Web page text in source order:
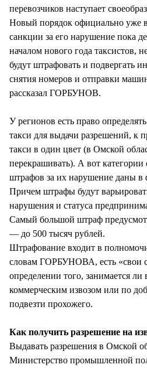
перевозчиков наступает
Новый порядок официально уже
санкции за его нарушение пока
началом нового года таксистов,
будут штрафовать и подвергать
снятия номеров и отправки
рассказал ГОРБУНОВ.
У регионов есть право
такси для выдачи разрешений, к
такси в один цвет (в Омской
перекрашивать). А вот категории
штрафов за их нарушение даны в
Причем штрафы будут
нарушения и статуса
Самый большой штраф
— до 500 тысяч рублей.
Штрафование входит в
словам ГОРБУНОВА, есть «свои
определении того, занимается
коммерческим извозом или по
подвезти прохожего.
Как получить разрешение на
Выдавать разрешения в Омской
Министерство промышленной